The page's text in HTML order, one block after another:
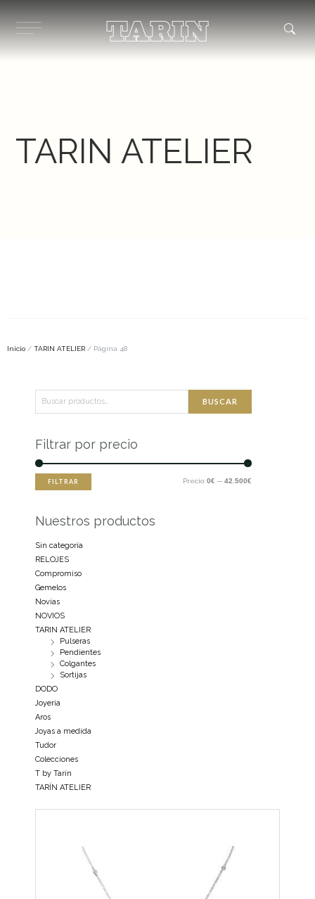
contenido
TARIN ATELIER
Inicio / TARIN ATELIER / Página 48
por:
BUSCAR
Filtrar por precio
FILTRAR Precio: 0€ — 42.500€
Nuestros productos
Sin categoría
RELOJES
Compromiso
Gemelos
Novias
NOVIOS
TARIN ATELIER
Pulseras
Pendientes
Colgantes
Sortijas
DODO
Joyeria
Aros
Joyas a medida
Tudor
Colecciones
T by Tarín
TARÍN ATELIER